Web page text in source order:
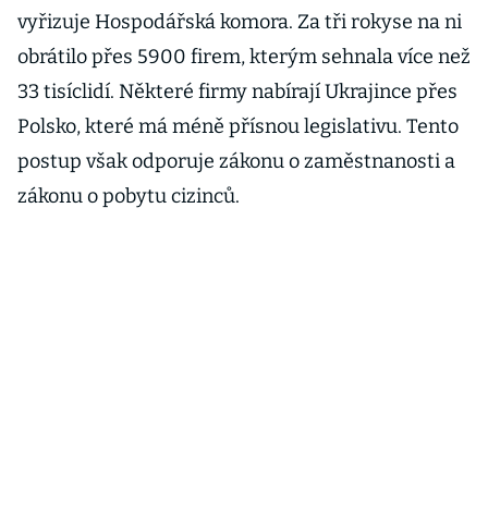
vyřizuje Hospodářská komora. Za tři rokyse na ni
obrátilo přes 5900 firem, kterým sehnala více než
33 tisíclidí. Některé firmy nabírají Ukrajince přes
Polsko, které má méně přísnou legislativu. Tento
postup však odporuje zákonu o zaměstnanosti a
zákonu o pobytu cizinců.